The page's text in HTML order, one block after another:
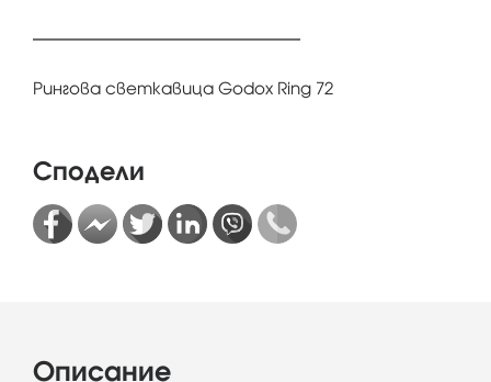
Ринговa светкавица Godox Ring 72
Сподели
Описание